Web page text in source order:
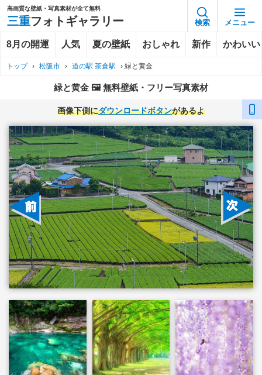
高画質な壁紙・写真素材が全て無料
三重フォトギャラリー 検索 メニュー
8月の開運 人気 夏の壁紙 おしゃれ 新作 かわいい
トップ › 松阪市 › 道の駅 茶倉駅 › 緑と黄金
緑と黄金 🖼️ 無料壁紙・フリー写真素材
画像下側にダウンロードボタンがあるよ